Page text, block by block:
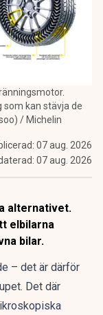
som kan stävja de
/ Michelin
07 aug. 2026
07 aug. 2026
alternativet.
elbilarna
bilar.
– det är därför
Det där